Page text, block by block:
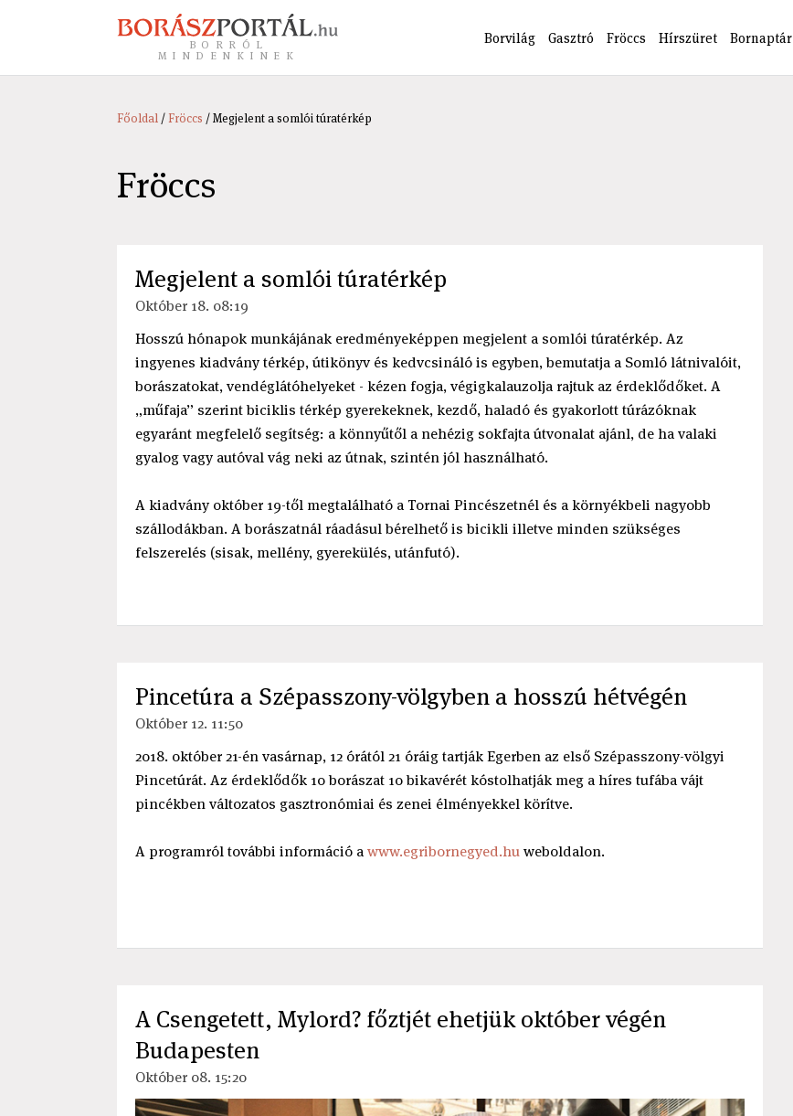
BORRÓL
MINDENKINEK
Borvilág Gasztró Fröccs Hírszüret Bornaptár
Főoldal/Fröccs / Megjelent a somlói túratérkép
Fröccs
Megjelent a somlói túratérkép
Október 18. 08:19
Hosszú hónapok munkájának eredményeképpen megjelent a somlói túratérkép. Az
ingyenes kiadvány térkép, útikönyv és kedvcsináló is egyben, bemutatja a Somló látnivalóit,
borászatokat, vendéglátóhelyeket - kézen fogja, végigkalauzolja rajtuk az érdeklődőket. A
„műfaja” szerint biciklis térkép gyerekeknek, kezdő, haladó és gyakorlott túrázóknak
egyaránt megfelelő segítség: a könnyűtől a nehézig sokfajta útvonalat ajánl, de ha valaki
gyalog vagy autóval vág neki az útnak, szintén jól használható.
A kiadvány október 19-től megtalálható a Tornai Pincészetnél és a környékbeli nagyobb
szállodákban. A borászatnál ráadásul bérelhető is bicikli illetve minden szükséges
felszerelés (sisak, mellény, gyerekülés, utánfutó).
Pincetúra a Szépasszony-völgyben a hosszú hétvégén
Október 12. 11:50
2018. október 21-én vasárnap, 12 órától 21 óráig tartják Egerben az első Szépasszony-völgyi
Pincetúrát. Az érdeklődők 10 borászat 10 bikavérét kóstolhatják meg a híres tufába vájt
pincékben változatos gasztronómiai és zenei élményekkel körítve.
A programról további információ awww.egribornegyed.huweboldalon.
A Csengetett, Mylord? főztjét ehetjük október végén
Budapesten
Október 08. 15:20